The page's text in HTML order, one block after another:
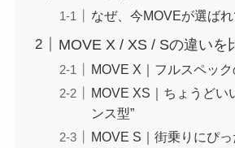
なぜ、今MOVEが選ば
MOVE X / XS / Sの違いを
MOVE X｜フルスペッ
MOVE XS｜ちょうどい
ンス型”
MOVE S｜街乗りにぴっ